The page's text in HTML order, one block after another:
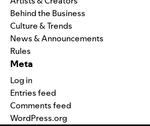
Behind the Business
Culture & Trends
News & Announcements
Rules
Meta
Log in
Entries feed
Comments feed
WordPress.org